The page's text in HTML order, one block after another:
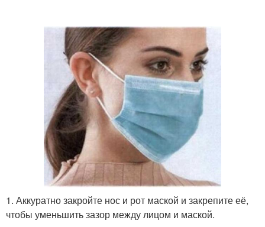
1. Аккуратно закройте нос и рот маской и закрепите её,
чтобы уменьшить зазор между лицом и маской.